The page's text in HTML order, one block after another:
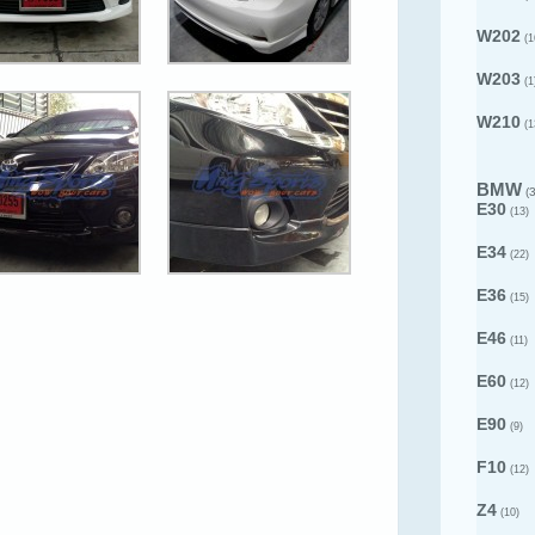
W202
W203
W210
BMW
E30 (13)
E34 (22)
E36 (15)
E46 (11)
E60 (12)
E90 (9)
F10 (12)
Z4 (10)